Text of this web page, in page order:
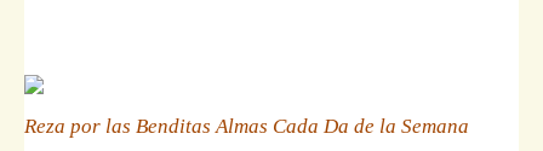
Reza por las Benditas Almas Cada Da de la Semana